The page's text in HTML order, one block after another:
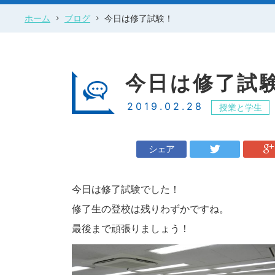
ホーム ブログ 今日は修了試験！
今日は修了試
2019.02.28 授業と学生
シェア
今日は修了試験でした！
修了生の登校は残りわずかですね。
最後まで頑張りましょう！